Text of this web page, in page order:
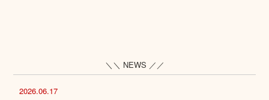
＼＼ NEWS ／／
2026.06.17